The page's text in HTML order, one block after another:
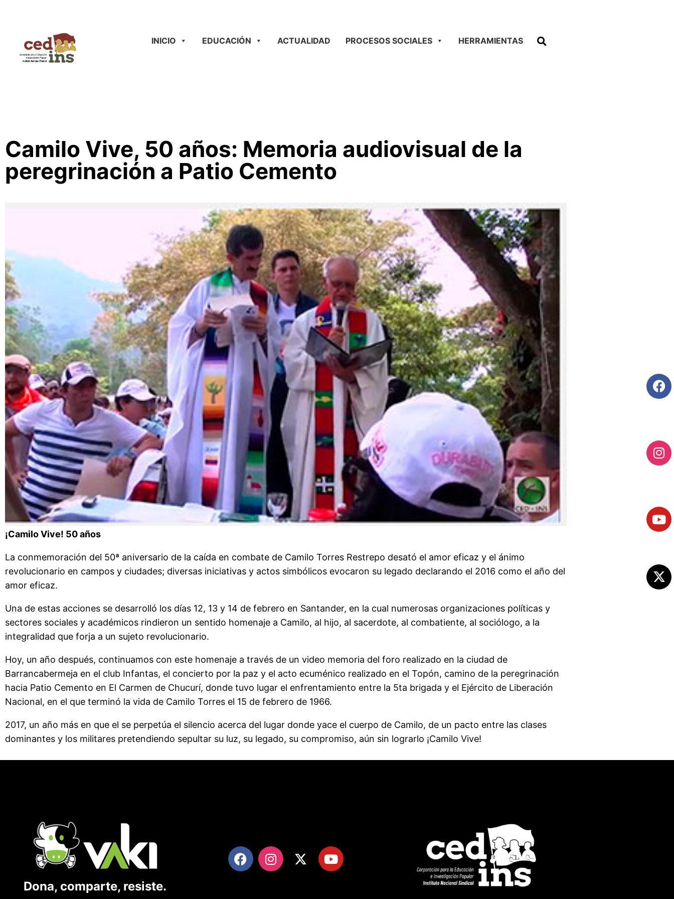
INICIO EDUCACIÓN ACTUALIDAD PROCESOS SOCIALES HERRAMIENTAS
Camilo Vive, 50 años: Memoria audiovisual de la
peregrinación a Patio Cemento
¡Camilo Vive! 50 años
La conmemoración del 50ª aniversario de la caída en combate de Camilo Torres Restrepo desató el amor eficaz y el ánimo
revolucionario en campos y ciudades; diversas iniciativas y actos simbólicos evocaron su legado declarando el 2016 como el año del
amor eficaz.
Una de estas acciones se desarrolló los días 12, 13 y 14 de febrero en Santander, en la cual numerosas organizaciones políticas y
sectores sociales y académicos rindieron un sentido homenaje a Camilo, al hijo, al sacerdote, al combatiente, al sociólogo, a la
integralidad que forja a un sujeto revolucionario.
Hoy, un año después, continuamos con este homenaje a través de un video memoria del foro realizado en la ciudad de
Barrancabermeja en el club Infantas, el concierto por la paz y el acto ecuménico realizado en el Topón, camino de la peregrinación
hacia Patio Cemento en El Carmen de Chucurí, donde tuvo lugar el enfrentamiento entre la 5ta brigada y el Ejército de Liberación
Nacional, en el que terminó la vida de Camilo Torres el 15 de febrero de 1966.
2017, un año más en que el se perpetúa el silencio acerca del lugar donde yace el cuerpo de Camilo, de un pacto entre las clases
dominantes y los militares pretendiendo sepultar su luz, su legado, su compromiso, aún sin lograrlo ¡Camilo Vive!
Dona, comparte, resiste.